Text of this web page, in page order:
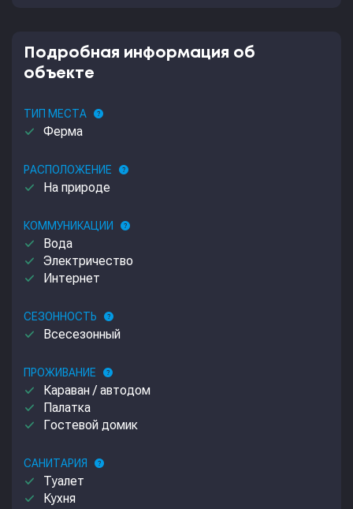
Подробная информация об
объекте
ТИП МЕСТА help
done Ферма
РАСПОЛОЖЕНИЕ help
done На природе
КОММУНИКАЦИИ help
done Вода
done Электричество
done Интернет
СЕЗОННОСТЬ help
done Всесезонный
ПРОЖИВАНИЕ help
done Караван / автодом
done Палатка
done Гостевой домик
САНИТАРИЯ help
done Туалет
done Кухня